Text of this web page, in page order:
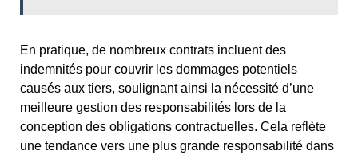
En pratique, de nombreux contrats incluent des
indemnités pour couvrir les dommages potentiels
causés aux tiers, soulignant ainsi la nécessité d’une
meilleure gestion des responsabilités lors de la
conception des obligations contractuelles. Cela reflète
une tendance vers une plus grande responsabilité dans